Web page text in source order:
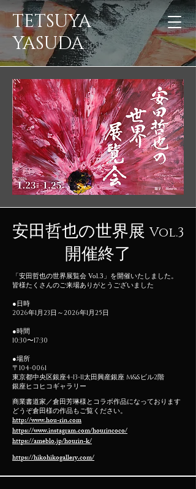
TETSUYA
YASUDA
​安田哲也の世界展 Vol.3
開催終了
「安田哲也の世界展覧会 Vol.3」を開催いたしました。
​皆様たくさんのご来場ありがとうございました
●日時
2026年1月23日～2026年1月25日
●時間
10:30〜17:30
●場所
〒104-0061
東京都中央区銀座4-13-11太田興産銀座 M&Sビル2階
銀座ヒコヒコギャラリー
商業書道家／倉田芳琳様とコラボ作品になっております
どうぞ倉田様の作品もご覧ください。
http://www.hou-rin.com
https://www.instagram.com/hourincoco/
https://ameblo.jp/hourin-k/
https://hikohikogallery.com/